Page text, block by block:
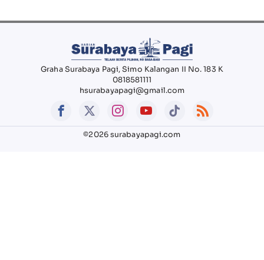
Graha Surabaya Pagi, Simo Kalangan II No. 183 K
0818581111
hsurabayapagi@gmail.com
©2026 surabayapagi.com